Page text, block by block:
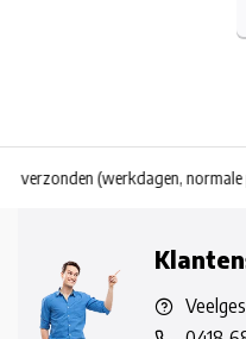
verzonden (werkdagen, normale